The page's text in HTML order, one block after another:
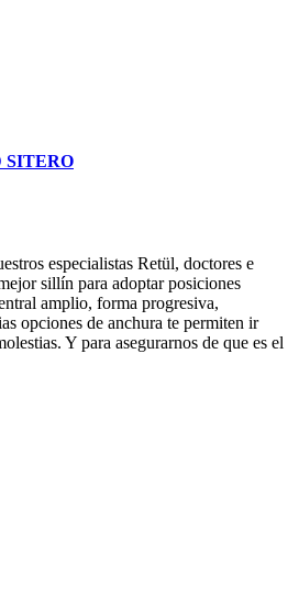
especialistas Retül, doctores e
sillín para adoptar posiciones
amplio, forma progresiva,
opciones de anchura te permiten ir
Y para asegurarnos de que es el